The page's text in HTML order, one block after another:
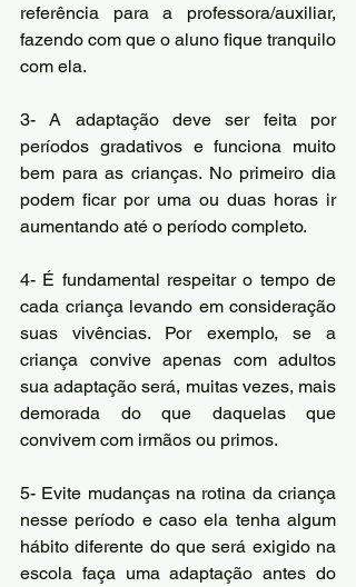
referência para a professora/auxiliar,
fazendo com que o aluno fique tranquilo
com ela.
3- A adaptação deve ser feita por
períodos gradativos e funciona muito
bem para as crianças. No primeiro dia
podem ficar por uma ou duas horas ir
aumentando até o período completo.
4- É fundamental respeitar o tempo de
cada criança levando em consideração
suas vivências. Por exemplo, se a
criança convive apenas com adultos
sua adaptação será, muitas vezes, mais
demorada do que daquelas que
convivem com irmãos ou primos.
5- Evite mudanças na rotina da criança
nesse período e caso ela tenha algum
hábito diferente do que será exigido na
escola faça uma adaptação antes do